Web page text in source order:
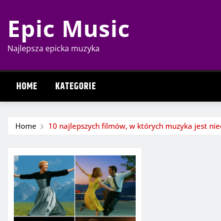
content
Epic Music
Najlepsza epicka muzyka
HOME KATEGORIE
Home 10 najlepszych filmów, w których muzyka jest